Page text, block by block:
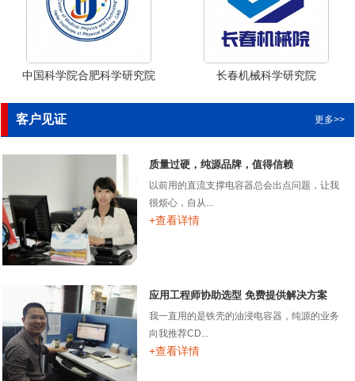
中国科学院合肥科学研究院 长春机械科学研究院
客户见证 更多>>
质量过硬，纯源品牌，值得信赖
以前用的直流支撑电容器总会出点问题，让我
很烦心，自从...
+查看详情
应用工程师协助选型 免费提供解决方案
我一直用的是铁壳的油浸电容器，纯源的业务
向我推荐CD...
+查看详情